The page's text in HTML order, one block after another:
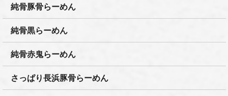
純骨豚骨らーめん
純骨黒らーめん
純骨赤鬼らーめん
さっぱり長浜豚骨らーめん